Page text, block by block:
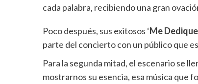
cada palabra, recibiendo una gran
Poco después, sus exitosos ‘Me
parte del concierto con un público que
Para la segunda mitad, el escenario se
mostrarnos su esencia, esa música que